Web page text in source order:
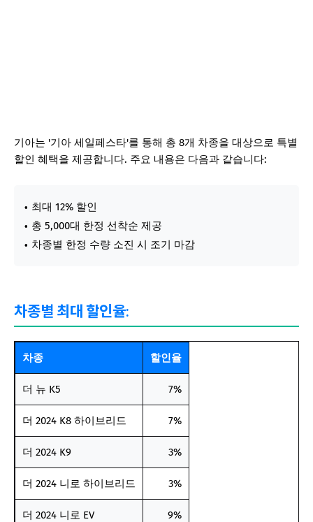
기아는 '기아 세일페스타'를 통해 총 8개 차종을 대상으로 특별
할인 혜택을 제공합니다. 주요 내용은 다음과 같습니다:
최대 12% 할인
총 5,000대 한정 선착순 제공
차종별 한정 수량 소진 시 조기 마감
차종별 최대 할인율:
차종 할인율
더 뉴 K5 7%
더 2024 K8 하이브리드 7%
더 2024 K9 3%
더 2024 니로 하이브리드 3%
더 2024 니로 EV 9%